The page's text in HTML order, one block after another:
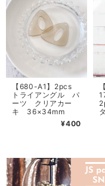
【680-A1】2pcs
トライアングル パ
ーツ クリアカー
キ 36×34mm
¥400